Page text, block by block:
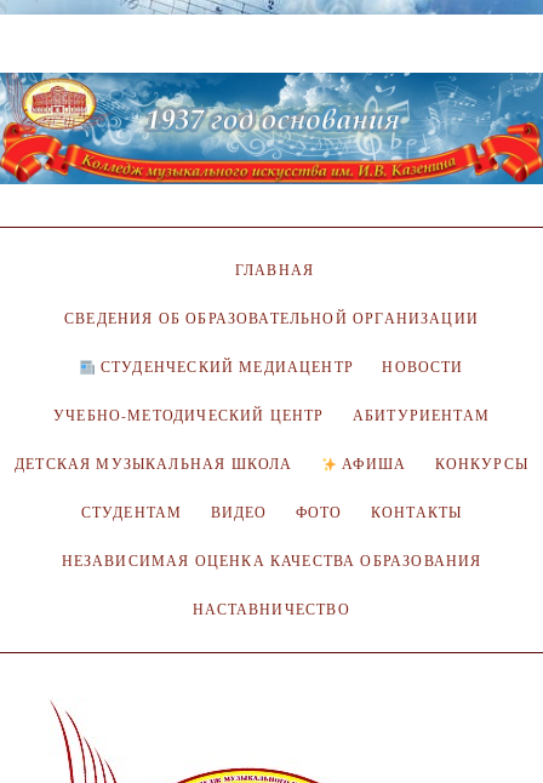
ГЛАВНАЯ
СВЕДЕНИЯ ОБ ОБРАЗОВАТЕЛЬНОЙ ОРГАНИЗАЦИИ
СТУДЕНЧЕСКИЙ МЕДИАЦЕНТР НОВОСТИ
УЧЕБНО-МЕТОДИЧЕСКИЙ ЦЕНТР АБИТУРИЕНТАМ
ДЕТСКАЯ МУЗЫКАЛЬНАЯ ШКОЛА АФИША КОНКУРСЫ
СТУДЕНТАМ ВИДЕО ФОТО КОНТАКТЫ
НЕЗАВИСИМАЯ ОЦЕНКА КАЧЕСТВА ОБРАЗОВАНИЯ
НАСТАВНИЧЕСТВО